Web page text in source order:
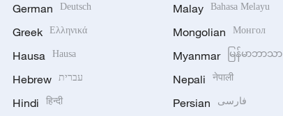
German Deutsch
Greek Ελληνικά
Hausa Hausa
Hebrew עברית
Hindi हिन्दी
Malay Bahasa Melayu
Mongolian Монгол
Myanmar မြန်မာဘာသာ
Nepali नेपाली
Persian فارسی